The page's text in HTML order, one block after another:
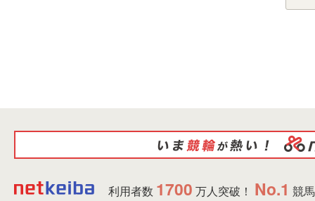
利用者数 1700 万人突破！ No.1 競